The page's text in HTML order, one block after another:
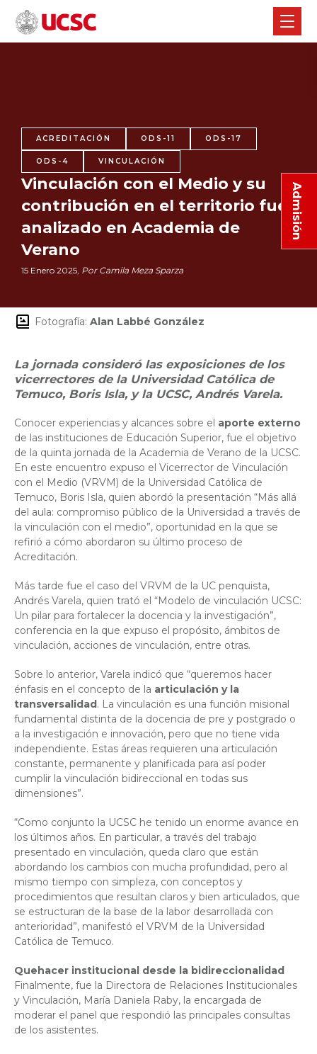
Admisión
ACREDITACIÓN ODS-11 ODS-17
ODS-4 VINCULACIÓN
Vinculación con el Medio y su
contribución en el territorio fue
analizado en Academia de
Verano
15 Enero 2025, Por Camila Meza Sparza
Fotografía: Alan Labbé González
La jornada consideró las exposiciones de los
vicerrectores de la Universidad Católica de
Temuco, Boris Isla, y la UCSC, Andrés Varela.
Conocer experiencias y alcances sobre el aporte externo
de las instituciones de Educación Superior, fue el objetivo
de la quinta jornada de la Academia de Verano de la UCSC.
En este encuentro expuso el Vicerrector de Vinculación
con el Medio (VRVM) de la Universidad Católica de
Temuco, Boris Isla, quien abordó la presentación “Más allá
del aula: compromiso público de la Universidad a través de
la vinculación con el medio”, oportunidad en la que se
refirió a cómo abordaron su último proceso de
Acreditación.
Más tarde fue el caso del VRVM de la UC penquista,
Andrés Varela, quien trató el “Modelo de vinculación UCSC:
Un pilar para fortalecer la docencia y la investigación”,
conferencia en la que expuso el propósito, ámbitos de
vinculación, acciones de vinculación, entre otras.
Sobre lo anterior, Varela indicó que “queremos hacer
énfasis en el concepto de la articulación y la
transversalidad. La vinculación es una función misional
fundamental distinta de la docencia de pre y postgrado o
a la investigación e innovación, pero que no tiene vida
independiente. Estas áreas requieren una articulación
constante, permanente y planificada para así poder
cumplir la vinculación bidireccional en todas sus
dimensiones”.
“Como conjunto la UCSC he tenido un enorme avance en
los últimos años. En particular, a través del trabajo
presentado en vinculación, queda claro que están
abordando los cambios con mucha profundidad, pero al
mismo tiempo con simpleza, con conceptos y
procedimientos que resultan claros y bien articulados, que
se estructuran de la base de la labor desarrollada con
anterioridad”, manifestó el VRVM de la Universidad
Católica de Temuco.
Quehacer institucional desde la bidireccionalidad
Finalmente, fue la Directora de Relaciones Institucionales
y Vinculación, María Daniela Raby, la encargada de
moderar el panel que respondió las principales consultas
de los asistentes.